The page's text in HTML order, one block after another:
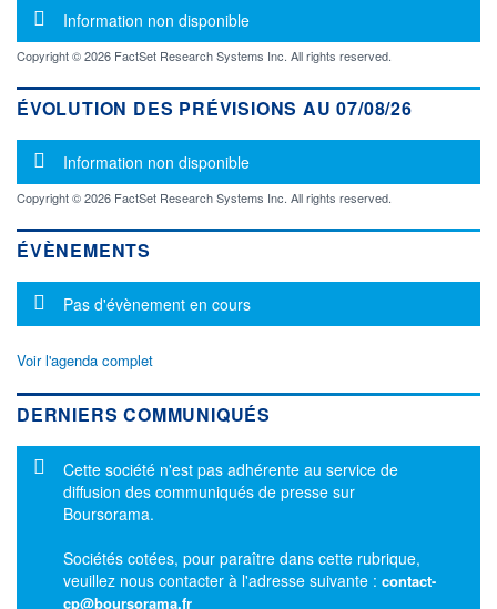
Message d'information
Information non disponible
Copyright © 2026 FactSet Research Systems Inc. All rights reserved.
ÉVOLUTION DES PRÉVISIONS AU 07/08/26
Message d'information
Information non disponible
Copyright © 2026 FactSet Research Systems Inc. All rights reserved.
ÉVÈNEMENTS
Message d'information
Pas d'évènement en cours
Voir l'agenda complet
DERNIERS COMMUNIQUÉS
Message d'information
Cette société n'est pas adhérente au service de
diffusion des communiqués de presse sur
Boursorama.
Sociétés cotées, pour paraître dans cette rubrique,
veuillez nous contacter à l'adresse suivante : contact-
cp@boursorama.fr